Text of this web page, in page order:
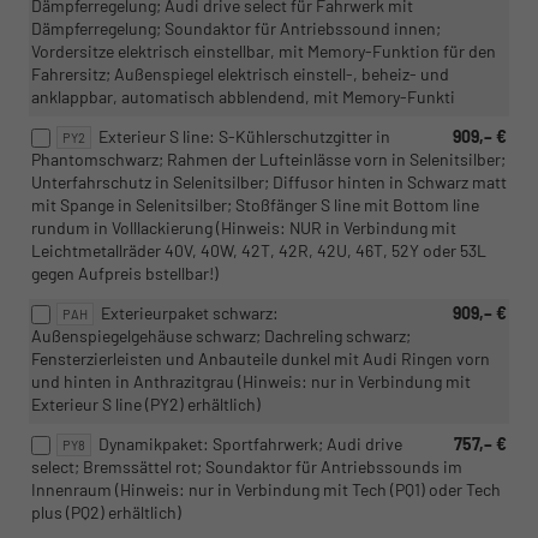
Dämpferregelung; Audi drive select für Fahrwerk mit
Dämpferregelung; Soundaktor für Antriebssound innen;
Vordersitze elektrisch einstellbar, mit Memory-Funktion für den
Fahrersitz; Außenspiegel elektrisch einstell-, beheiz- und
anklappbar, automatisch abblendend, mit Memory-Funkti
PY2 909,– €
Exterieur S line: S-Kühlerschutzgitter in
Phantomschwarz; Rahmen der Lufteinlässe vorn in Selenitsilber;
Unterfahrschutz in Selenitsilber; Diffusor hinten in Schwarz matt
mit Spange in Selenitsilber; Stoßfänger S line mit Bottom line
rundum in Volllackierung (Hinweis: NUR in Verbindung mit
Leichtmetallräder 40V, 40W, 42T, 42R, 42U, 46T, 52Y oder 53L
gegen Aufpreis bstellbar!)
PAH 909,– €
Exterieurpaket schwarz:
Außenspiegelgehäuse schwarz; Dachreling schwarz;
Fensterzierleisten und Anbauteile dunkel mit Audi Ringen vorn
und hinten in Anthrazitgrau (Hinweis: nur in Verbindung mit
Exterieur S line (PY2) erhältlich)
PY8 757,– €
Dynamikpaket: Sportfahrwerk; Audi drive
select; Bremssättel rot; Soundaktor für Antriebssounds im
Innenraum (Hinweis: nur in Verbindung mit Tech (PQ1) oder Tech
plus (PQ2) erhältlich)